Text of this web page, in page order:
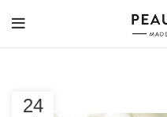
24